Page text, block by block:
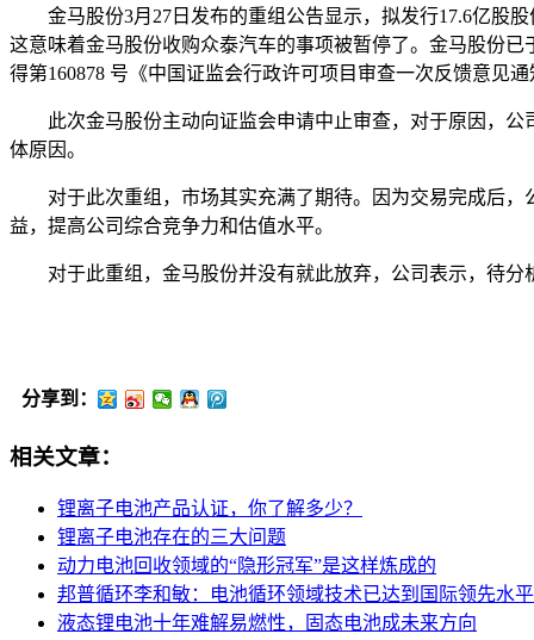
金马股份3月27日发布的重组公告显示，拟发行17.6亿股
这意味着金马股份收购众泰汽车的事项被暂停了。金马股份已
得第160878 号《中国证监会行政许可项目审查一次反馈意见
此次金马股份主动向证监会申请中止审查，对于原因，
体原因。
对于此次重组，市场其实充满了期待。因为交易完成后
益，提高公司综合竞争力和估值水平。
对于此重组，金马股份并没有就此放弃，公司表示，待
分享到：
相关文章：
锂离子电池产品认证，你了解多少？
锂离子电池存在的三大问题
动力电池回收领域的“隐形冠军”是这样炼成的
邦普循环李和敏：电池循环领域技术已达到国际领先水平
液态锂电池十年难解易燃性，固态电池成未来方向